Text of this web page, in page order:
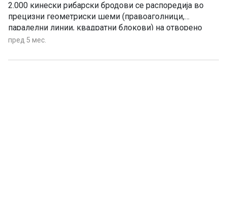
2.000 кинески рибарски бродови се распоредија во
прецизни геометриски шеми (правоаголници,
паралелни линии, квадратни блокови) на отворено
море во Источното Кинеско Море, далеку од
пред 5 мес.